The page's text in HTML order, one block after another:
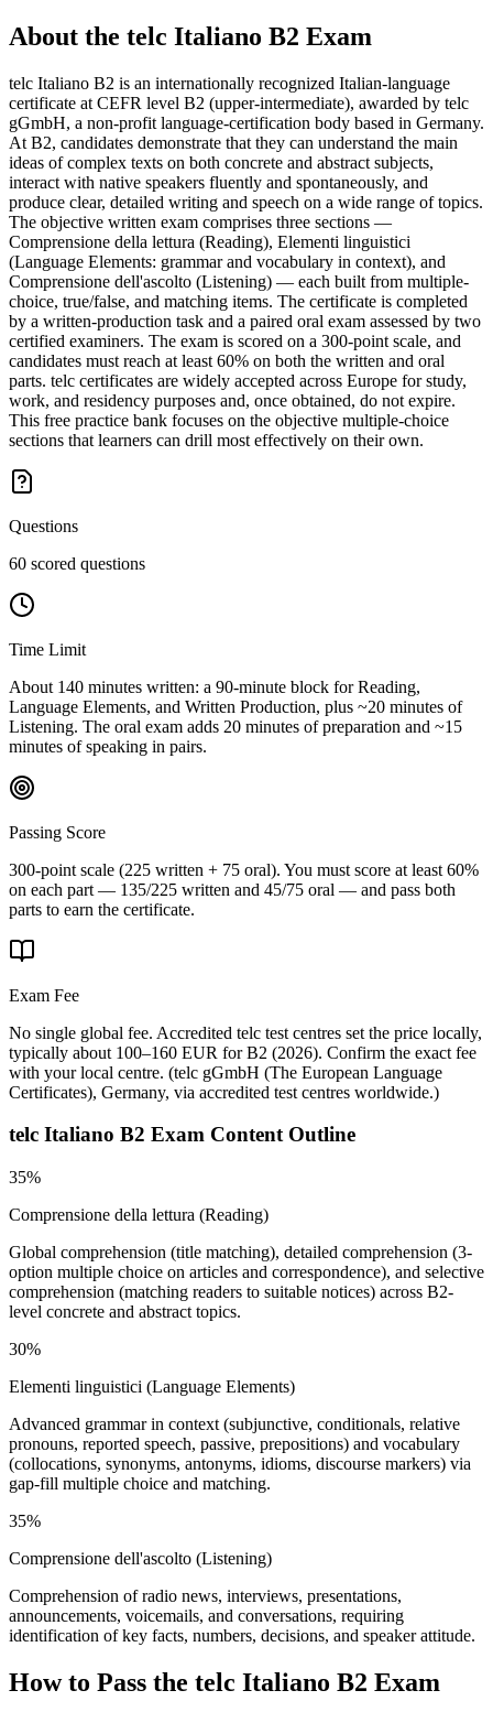
About the telc Italiano B2 Exam
telc Italiano B2 is an internationally recognized Italian-language
certificate at CEFR level B2 (upper-intermediate), awarded by telc
gGmbH, a non-profit language-certification body based in Germany.
At B2, candidates demonstrate that they can understand the main
ideas of complex texts on both concrete and abstract subjects,
interact with native speakers fluently and spontaneously, and
produce clear, detailed writing and speech on a wide range of topics.
The objective written exam comprises three sections —
Comprensione della lettura (Reading), Elementi linguistici
(Language Elements: grammar and vocabulary in context), and
Comprensione dell'ascolto (Listening) — each built from multiple-
choice, true/false, and matching items. The certificate is completed
by a written-production task and a paired oral exam assessed by two
certified examiners. The exam is scored on a 300-point scale, and
candidates must reach at least 60% on both the written and oral
parts. telc certificates are widely accepted across Europe for study,
work, and residency purposes and, once obtained, do not expire.
This free practice bank focuses on the objective multiple-choice
sections that learners can drill most effectively on their own.
Questions
60 scored questions
Time Limit
About 140 minutes written: a 90-minute block for Reading,
Language Elements, and Written Production, plus ~20 minutes of
Listening. The oral exam adds 20 minutes of preparation and ~15
minutes of speaking in pairs.
Passing Score
300-point scale (225 written + 75 oral). You must score at least 60%
on each part — 135/225 written and 45/75 oral — and pass both
parts to earn the certificate.
Exam Fee
No single global fee. Accredited telc test centres set the price locally,
typically about 100–160 EUR for B2 (2026). Confirm the exact fee
with your local centre. (telc gGmbH (The European Language
Certificates), Germany, via accredited test centres worldwide.)
telc Italiano B2 Exam Content Outline
35%
Comprensione della lettura (Reading)
Global comprehension (title matching), detailed comprehension (3-
option multiple choice on articles and correspondence), and selective
comprehension (matching readers to suitable notices) across B2-
level concrete and abstract topics.
30%
Elementi linguistici (Language Elements)
Advanced grammar in context (subjunctive, conditionals, relative
pronouns, reported speech, passive, prepositions) and vocabulary
(collocations, synonyms, antonyms, idioms, discourse markers) via
gap-fill multiple choice and matching.
35%
Comprensione dell'ascolto (Listening)
Comprehension of radio news, interviews, presentations,
announcements, voicemails, and conversations, requiring
identification of key facts, numbers, decisions, and speaker attitude.
How to Pass the telc Italiano B2 Exam